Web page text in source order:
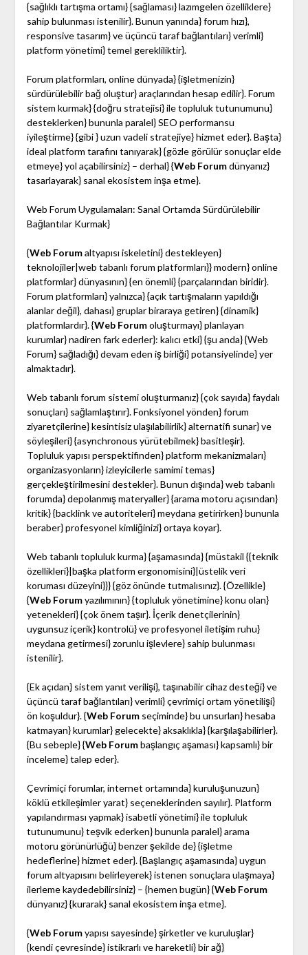
{sağlıklı tartışma ortamı} {sağlaması} lazımgelen özelliklere}
sahip bulunması istenilir}. Bunun yanında} forum hızı},
responsive tasarım} ve üçüncü taraf bağlantıları} verimli}
platform yönetimi} temel gerekliliktir}.
Forum platformları, online dünyada} {işletmenizin}
sürdürülebilir bağ oluştur} araçlarından hesap edilir}. Forum
sistem kurmak} {doğru stratejisi} ile topluluk tutunumunu}
desteklerken} bununla paralel} SEO performansu
iyileştirme} {gibi } uzun vadeli stratejiye} hizmet eder}. Başta}
ideal platform tarafını tanıyarak} {gözle görülür sonuçlar elde
etmeye} yol açabilirsiniz} – derhal} {Web Forumdünyanız}
tasarlayarak} sanal ekosistem inşa etme}.
Web Forum Uygulamaları: Sanal Ortamda Sürdürülebilir
Bağlantılar Kurmak}
{Web Forumaltyapısı iskeletini} destekleyen}
teknolojiler|web tabanlı forum platformları}} modern} online
platformlar} dünyasının} {en önemli} {parçalarından biridir}.
Forum platformları} yalnızca} {açık tartışmaların yapıldığı
alanlar değil}, dahası} gruplar biraraya getiren} {dinamik}
platformlardır}. {Web Forumoluşturmayı} planlayan
kurumlar} nadiren fark ederler}: kalıcı etki} {şu anda} {Web
Forum} sağladığı} devam eden iş birliği} potansiyelinde} yer
almaktadır}.
Web tabanlı forum sistemi oluşturmanız} {çok sayıda} faydalı
sonuçları} sağlamlaştırır}. Fonksiyonel yönden} forum
ziyaretçilerine} kesintisiz ulaşılabilirlik} alternatifi sunar} ve
söyleşileri} {asynchronous yürütebilmek} basitleşir}.
Topluluk yapısı perspektifinden} platform mekanizmaları}
organizasyonların} izleyicilerle samimi temas}
gerçekleştirilmesini destekler}. Bunun dışında} web tabanlı
forumda} depolanmış materyaller} {arama motoru açısından}
kritik} {backlink ve autoriteleri} meydana getirirken} bununla
beraber} profesyonel kimliğinizi} ortaya koyar}.
Web tabanlı topluluk kurma} {aşamasında} {müstakil {{teknik
özellikleri}|başka platform ergonomisini}|üstelik veri
koruması düzeyini}}} {göz önünde tutmalısınız}. {Özellikle}
{Web Forumyazılımının} {topluluk yönetimine} konu olan}
yetenekleri} {çok önem taşır}. İçerik denetçilerinin}
uygunsuz içerik} kontrolü} ve profesyonel iletişim ruhu}
meydana getirmesi} zorunlu işlevlere} sahip bulunması
istenilir}.
{Ek açıdan} sistem yanıt verilişi}, taşınabilir cihaz desteği} ve
üçüncü taraf bağlantıları} verimli} çevrimiçi ortam yönetilişi}
ön koşuldur}. {Web Forumseçiminde} bu unsurları} hesaba
katmayan} kurumlar} gelecekte} aksaklıkla} {karşılaşabilirler}.
{Bu sebeple} {Web Forumbaşlangıç aşaması} kapsamlı} bir
inceleme} talep eder}.
Çevrimiçi forumlar, internet ortamında} kuruluşunuzun}
köklü etkileşimler yarat} seçeneklerinden sayılır}. Platform
yapılandırması yapmak} isabetli yönetimi} ile topluluk
tutunumunu} teşvik ederken} bununla paralel} arama
motoru görünürlüğü} benzer şekilde de} {işletme
hedeflerine} hizmet eder}. {Başlangıç aşamasında} uygun
forum altyapısını belirleyerek} istenen sonuçlara ulaşmaya}
ilerleme kaydedebilirsiniz} – {hemen bugün} {Web Forum
dünyanız} {kurarak} sanal ekosistem inşa etme}.
{Web Forumyapısı sayesinde} şirketler ve kuruluşlar}
{kendi çevresinde} istikrarlı ve hareketli} bir ağ}